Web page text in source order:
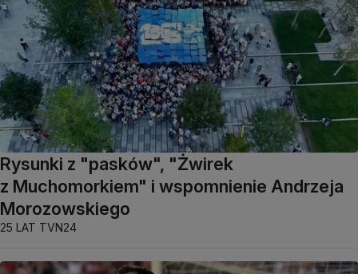
Rysunki z "pasków", "Żwirek
z Muchomorkiem" i wspomnienie Andrzeja
Morozowskiego
25 LAT TVN24